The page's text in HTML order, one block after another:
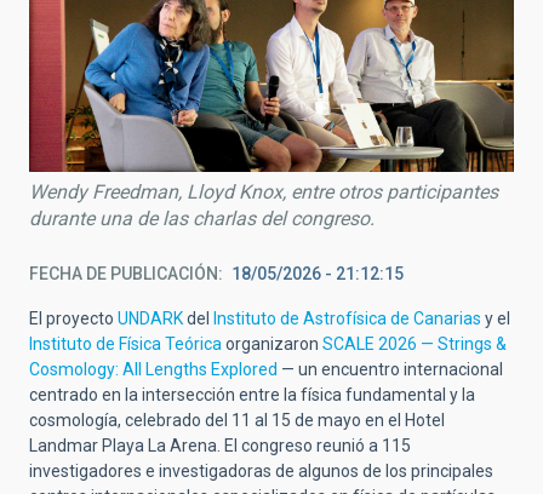
Wendy Freedman, Lloyd Knox, entre otros participantes
durante una de las charlas del congreso.
FECHA DE PUBLICACIÓN 18/05/2026 - 21:12:15
El proyecto UNDARKdel Instituto de Astrofísica de Canarias y el
Instituto de Física Teóricaorganizaron SCALE 2026 — Strings &
Cosmology: All Lengths Explored — un encuentro internacional
centrado en la intersección entre la física fundamental y la
cosmología, celebrado del 11 al 15 de mayo en el Hotel
Landmar Playa La Arena. El congreso reunió a 115
investigadores e investigadoras de algunos de los principales